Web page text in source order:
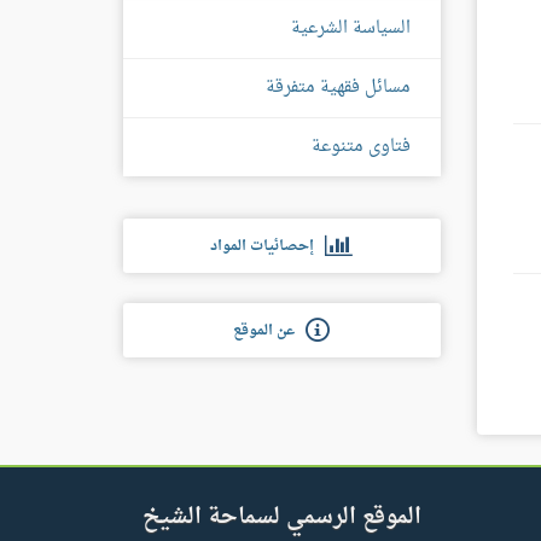
السياسة الشرعية
مسائل فقهية متفرقة
فتاوى متنوعة
إحصائيات المواد
عن الموقع
الموقع الرسمي لسماحة الشيخ